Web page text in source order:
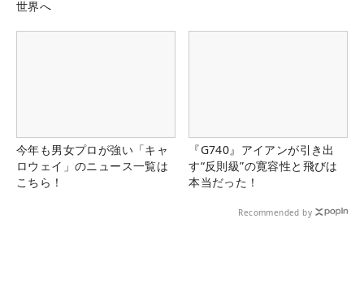
世界へ
今年も男女プロが強い「キャ
ロウェイ」のニュース一覧は
こちら！
『G740』アイアンが引き出
す“反則級”の寛容性と飛びは
本当だった！
Recommended by